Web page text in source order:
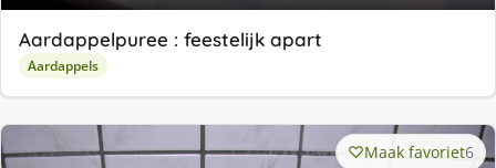
Aardappelpuree : feestelijk apart
Aardappels
Maak favoriet6